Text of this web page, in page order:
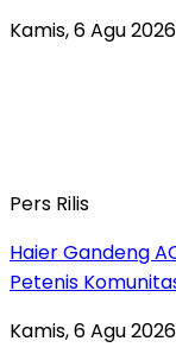
Kamis, 6 Agu
Pers Rilis
Haier Gandeng
Petenis
Kamis, 6 Agu